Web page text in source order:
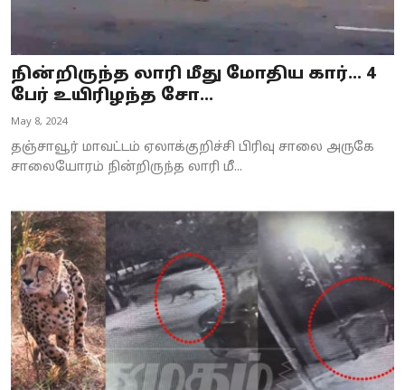
World
Astrology
Spirituality
Weather
Politics
நின்றிருந்த லாரி மீது மோதிய கார்... 4
பேர் உயிரிழந்த சோ...
May 8, 2024
தஞ்சாவூர் மாவட்டம் ஏலாக்குறிச்சி பிரிவு சாலை அருகே
சாலையோரம் நின்றிருந்த லாரி மீ...